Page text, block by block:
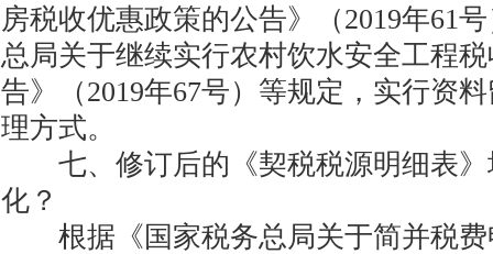
房税收优惠政策的公告》（2019年61
总局关于继续实行农村饮水安全工程
告》（2019年67号）等规定，实行资
理方式。
七、修订后的《契税税源明细表》
化？
根据《国家税务总局关于简并税费